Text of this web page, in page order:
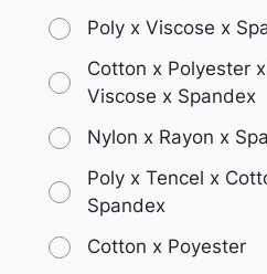
Poly x Viscose x
Cotton x Polyester
Viscose x Spandex
Nylon x Rayon x
Poly x Tencel x
Spandex
Cotton x Poyester